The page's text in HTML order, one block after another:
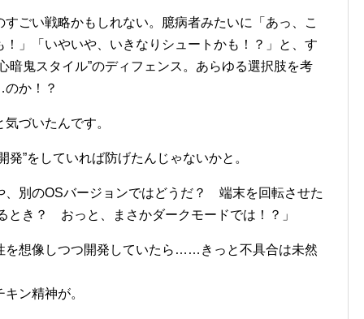
ごい戦略かもしれない。臆病者みたいに「あっ、こ
」「いやいや、いきなりシュートかも！？」と、す
暗鬼スタイル”のディフェンス。あらゆる選択肢を考
か！？
づいたんです。
”をしていれば防げたんじゃないかと。
別のOSバージョンではどうだ？ 端末を回転させた
き？ おっと、まさかダークモードでは！？」
を想像しつつ開発していたら……きっと不具合は未然
ン精神が。